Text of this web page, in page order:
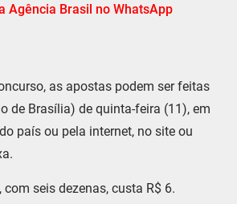
Agência Brasil no WhatsApp
as apostas podem ser feitas
de Brasília) de quinta-feira (11), em
país ou pela internet, no site ou
seis dezenas, custa R$ 6.